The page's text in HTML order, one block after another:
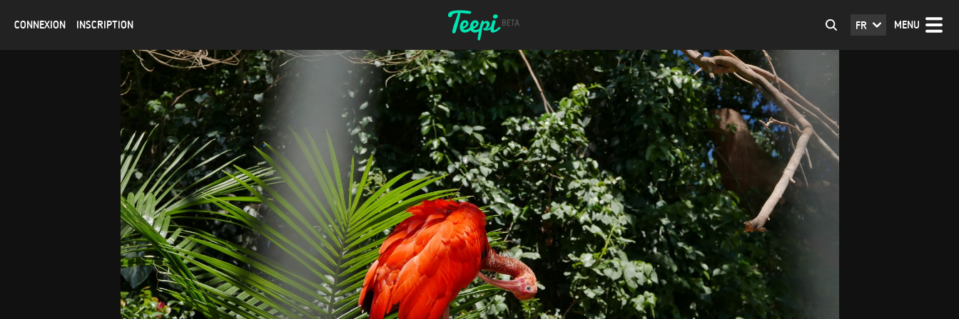
CONNEXION INSCRIPTION MENU
FR